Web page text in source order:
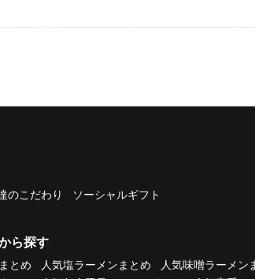
のこだわり ソーシャルギフト
ら探す
とめ 人気塩ラーメンまとめ
人気味噌ラーメン